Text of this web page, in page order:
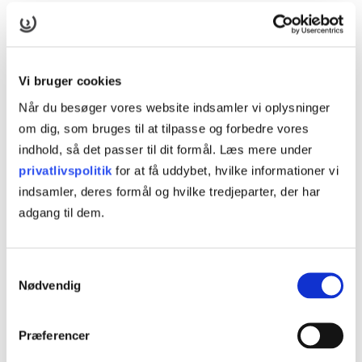
Vi bruger cookies
Når du besøger vores website indsamler vi oplysninger
om dig, som bruges til at tilpasse og forbedre vores
indhold, så det passer til dit formål. Læs mere under
privatlivspolitik for at få uddybet, hvilke informationer vi
indsamler, deres formål og hvilke tredjeparter, der har
adgang til dem.
Nødvendig
Præferencer
2 dage
KURSUSTYPE
6 ugers jobrettet uddannelse
AMU-kursus
AMU-NR
45983 - Samarbejde i grupper i virksomheden
Andre relevante kurser